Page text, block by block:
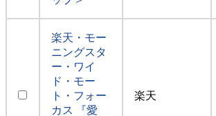
楽天・モー
ニングスタ
ー・ワイ
ド・モー
ト・フォー
カス 『愛
楽天